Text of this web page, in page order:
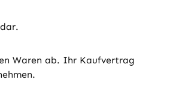
Waren ab. Ihr Kaufvertrag